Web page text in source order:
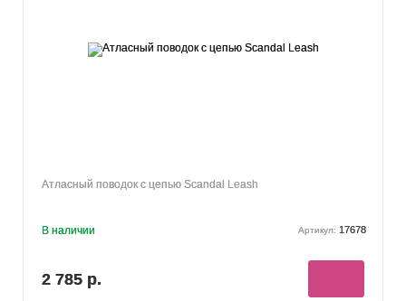
Атласный поводок с цепью Scandal Leash
В наличии Артикул: 17678
2 785 р.